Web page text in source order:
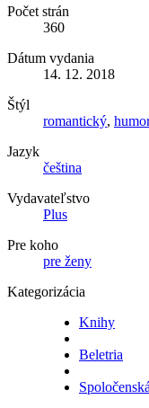
Počet strán
360
Dátum vydania
14. 12. 2018
Štýl
romantický,
Jazyk
čeština
Vydavateľstvo
Plus
Pre koho
pre ženy
Kategorizácia
Knihy
Beletria